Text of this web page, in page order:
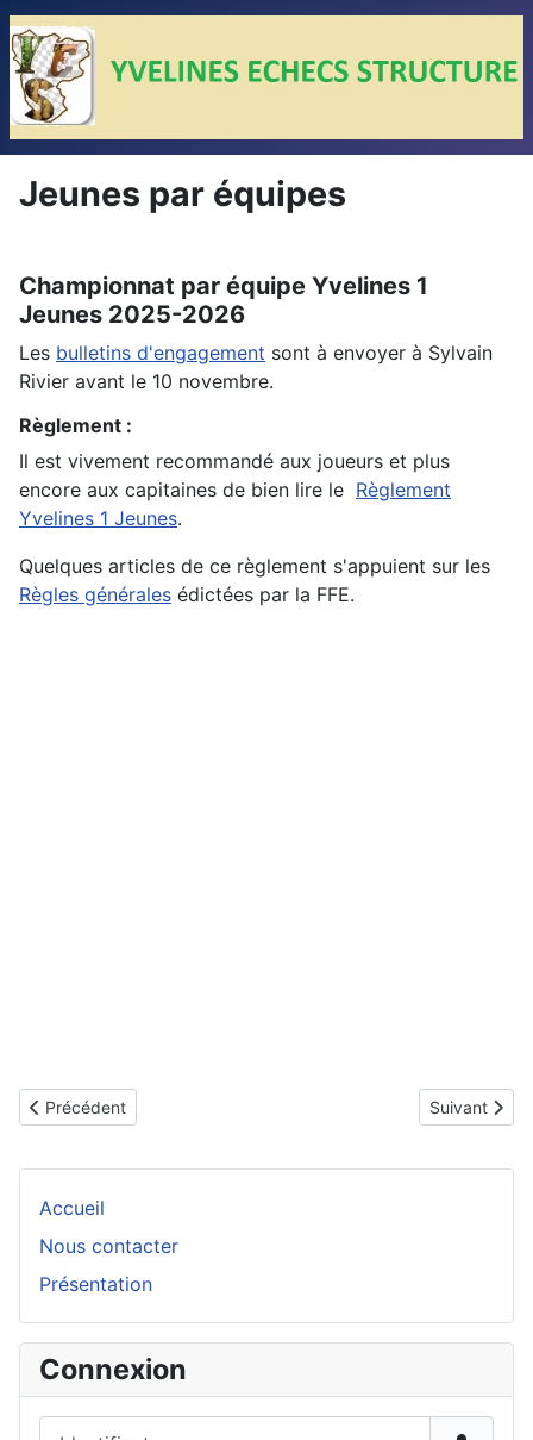
Jeunes par équipes
Championnat par équipe Yvelines 1
Jeunes 2025-2026
Les bulletins d'engagement sont à envoyer à Sylvain
Rivier avant le 10 novembre.
Règlement :
Il est vivement recommandé aux joueurs et plus
encore aux capitaines de bien lire le Règlement
Yvelines 1 Jeunes.
Quelques articles de ce règlement s'appuient sur les
Règles générales édictées par la FFE.
Article précédent : Les Echecs en milieu Scolaire en Yvelines
Précédent Article
Suivant
Accueil
Nous contacter
Présentation
Connexion